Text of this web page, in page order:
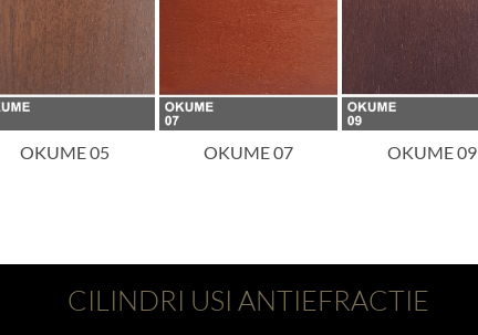
OKUME 05 OKUME 07 OKUME 09
CILINDRI USI ANTIEFRACTIE